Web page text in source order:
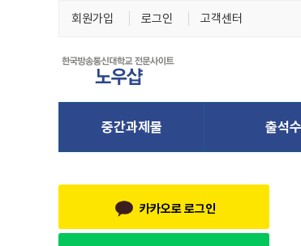
회원가입 로그인 고객센터
카카오로 로그인